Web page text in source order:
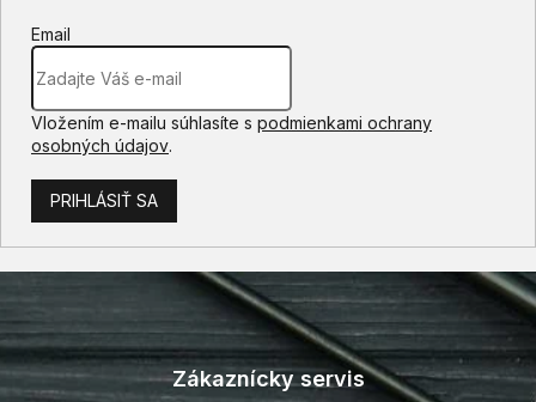
Email
Vložením e-mailu súhlasíte s podmienkami ochrany
osobných údajov.
PRIHLÁSIŤ SA
Z
á
p
ä
Zákaznícky servis